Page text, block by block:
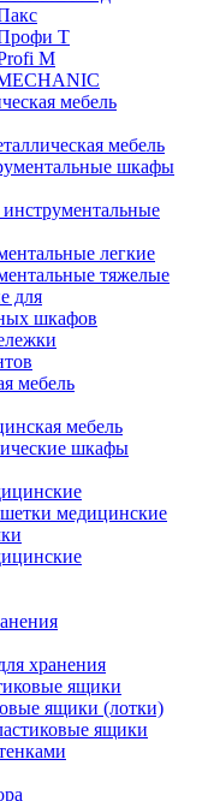
Т
M
мебель
мебель
шкафы
легкие
тяжелые
для
шкафов
мебель
мебель
шкафы
медицинские
хранения
ящики
ящики (лотки)
ящики